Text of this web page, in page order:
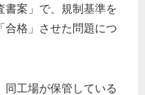
書案」で、規制基準を
合格」させた問題につ
同工場が保管している